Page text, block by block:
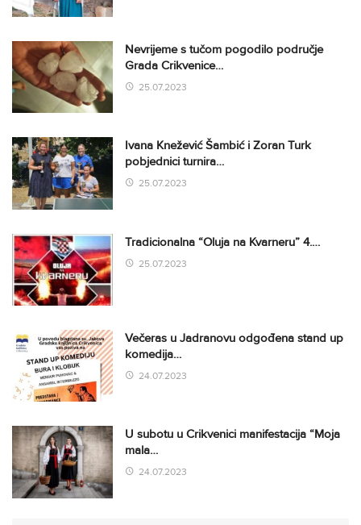
Nevrijeme s tučom pogodilo područje
Grada Crikvenice…
25.07.2023
Ivana Knežević Šambić i Zoran Turk
pobjednici turnira…
25.07.2023
Tradicionalna “Oluja na Kvarneru” 4.…
25.07.2023
Večeras u Jadranovu odgođena stand up
komedija…
24.07.2023
U subotu u Crikvenici manifestacija “Moja
mala…
24.07.2023